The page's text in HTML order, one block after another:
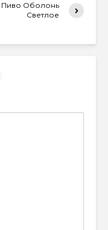
Пиво Оболонь
Светлое